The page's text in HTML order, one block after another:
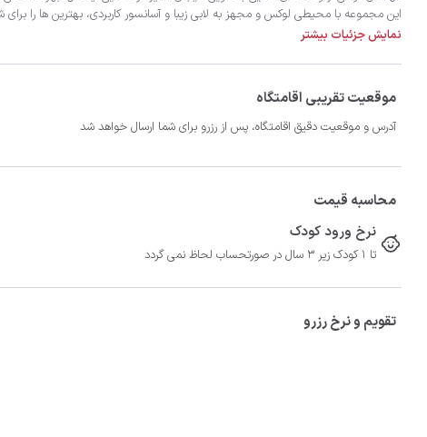
اقامتی به یادماندنی و خاطره انگیز را در این اقامت تجربه کنید.
نمایش جزئیات بیشتر
موقعیت تقریبی اقامتگاه
آدرس و موقعیت دقیق اقامتگاه، پس از رزرو برای شما ارسال خواهد شد
محاسبه قیمت
نرخ ورود کودک
تا 1 کودک زیر 3 سال در صورتحساب لحاظ نمی گردد
تقویم و نرخ رزرو